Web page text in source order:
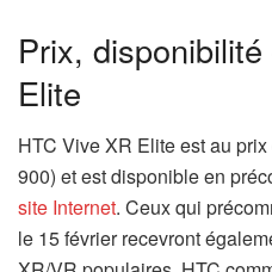
Prix,
Elite
HTC Vive XR Elite est au
900) et est disponible en
site Internet. Ceux qui
le 15 février recevront